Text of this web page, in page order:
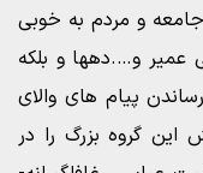
و مردم به خوبی
عمیر و….دهها و بلکه
پیام های والای
گروه بزرگ را در